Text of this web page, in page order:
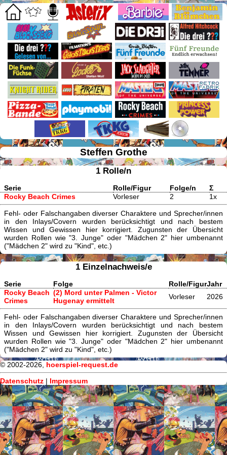
Steffen Grothe
1 Rolle/n
Serie Rolle/Figur Folge/n
Σ
Rocky Beach Crimes
Vorleser 2 1x
Fehl- oder Falschangaben diverser Charaktere und Sprecher/innen
in den Inlays/Covern wurden berücksichtigt und nach bestem
Wissen und Gewissen hier korrigiert. Zugunsten der Übersicht
wurden Rollen wie "3. Junge" oder "Mädchen 2" hier umbenannt
("Mädchen 2" wird zu "Kind", etc.)
1 Einzelnachweis/e
Serie Folge Rolle/FigurJahr
Rocky Beach
Crimes
(2) Mord unter Palmen - Victor
Hugenay ermittelt
Vorleser 2026
Fehl- oder Falschangaben diverser Charaktere und Sprecher/innen
in den Inlays/Covern wurden berücksichtigt und nach bestem
Wissen und Gewissen hier korrigiert. Zugunsten der Übersicht
wurden Rollen wie "3. Junge" oder "Mädchen 2" hier umbenannt
("Mädchen 2" wird zu "Kind", etc.)
© 2002-2026, hoerspiel-request.de
Datenschutz | Impressum